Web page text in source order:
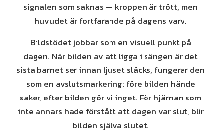
signalen som saknas — kroppen är trött, men
huvudet är fortfarande på dagens varv.
Bildstödet jobbar som en visuell punkt på
dagen. När bilden av att ligga i sängen är det
sista barnet ser innan ljuset släcks, fungerar den
som en avslutsmarkering: före bilden hände
saker, efter bilden gör vi inget. För hjärnan som
inte annars hade förstått att dagen var slut, blir
bilden själva slutet.